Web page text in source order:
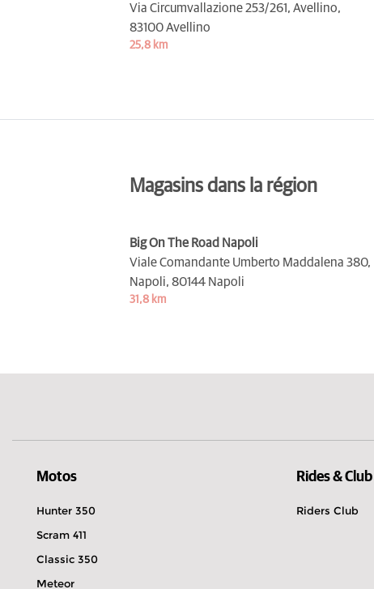
Via Circumvallazione 253/261, Avellino,
83100 Avellino
25,8 km
Magasins dans la région
Big On The Road Napoli
Viale Comandante Umberto Maddalena 380,
Napoli, 80144 Napoli
31,8 km
Motos
Hunter 350
Scram 411
Classic 350
Meteor
Rides & Club
Riders Club